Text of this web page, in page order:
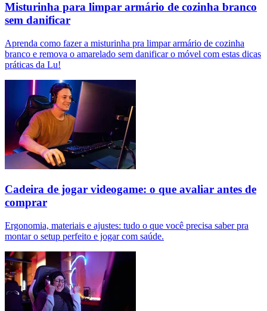
Misturinha para limpar armário de cozinha branco
sem danificar
Aprenda como fazer a misturinha pra limpar armário de cozinha
branco e remova o amarelado sem danificar o móvel com estas dicas
práticas da Lu!
Cadeira de jogar videogame: o que avaliar antes de
comprar
Ergonomia, materiais e ajustes: tudo o que você precisa saber pra
montar o setup perfeito e jogar com saúde.